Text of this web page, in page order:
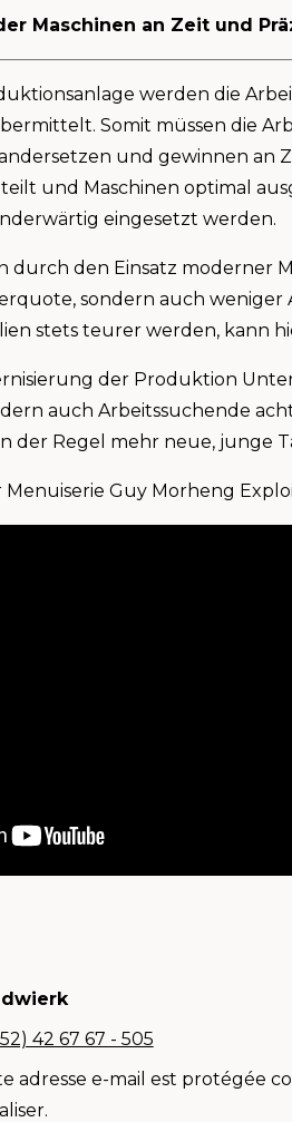
Maschinen an Zeit und
werden die
Somit müssen die
und gewinnen an
und Maschinen optimal
eingesetzt werden.
durch den Einsatz
sondern auch weniger
stets teurer werden, kann
der Produktion
auch Arbeitssuchende
der Regel mehr neue, junge
Guy Morheng
42 67 67 - 505
adresse e-mail est protégée